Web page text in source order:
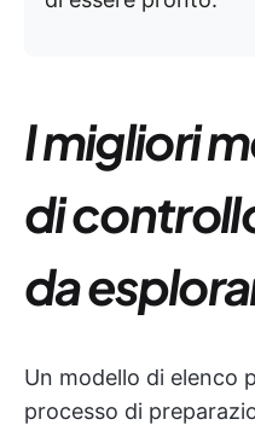
I migliori
di
da
Un modello di elenco
processo di